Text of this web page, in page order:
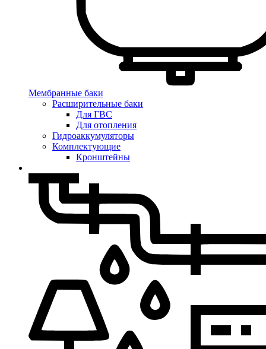
Мембранные баки
Расширительные баки
Для ГВС
Для отопления
Гидроаккумуляторы
Комплектующие
Кронштейны